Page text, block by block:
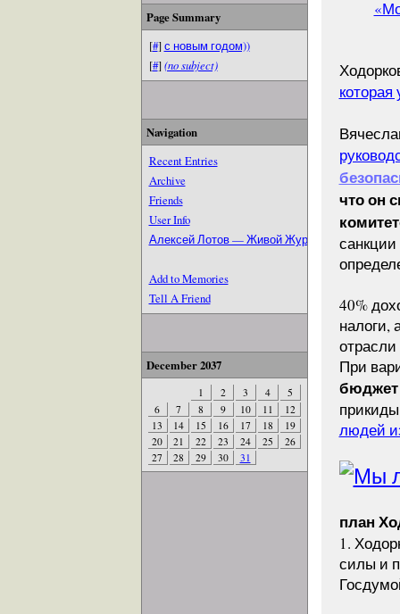
Page Summary
[#]с новым годом))
[#](no subject)
Navigation
Recent Entries
Archive
Friends
User Info
Алексей Лотов — Живой Журнал
Add to Memories
Tell A Friend
December 2037
1 2 3 4
5
6
7 8 9 10 11
12
13
14 15 16 17 18
19
20
21 22 23 24 25
26
27
28 29 30 31
которая
что он
40%
При
бюджет
людей
план
1.
силы и